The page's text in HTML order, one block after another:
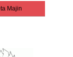
Majin